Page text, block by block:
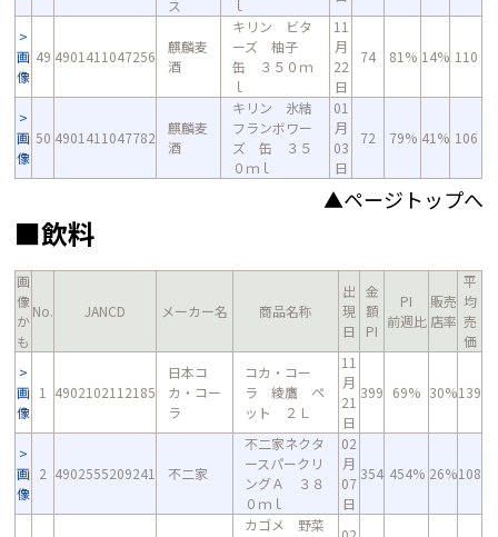
ス
ｌ
画
像
49 4901411047256
麒麟麦
酒
キリン ビタ
ーズ 柚子
缶 ３５０ｍ
ｌ
11
月
22
日
74 81% 14% 110
画
像
50 4901411047782
麒麟麦
酒
キリン 氷結
フランボワー
ズ 缶 ３５
０ｍｌ
01
月
03
日
72 79% 41% 106
▲ページトップへ
■飲料
画
像
か
も
No. JANCD メーカー名 商品名称
出
現
日
金
額
PI
PI
前週比
販売
店率
平
均
売
価
画
像
1 4902102112185
日本コ
カ・コー
ラ
コカ・コー
ラ 綾鷹 ペ
ット ２Ｌ
11
月
21
日
399 69% 30%139
画
像
2 4902555209241 不二家
不二家ネクタ
ースパークリ
ングＡ ３８
０ｍｌ
02
月
07
日
354 454% 26%108
カゴメ 野菜